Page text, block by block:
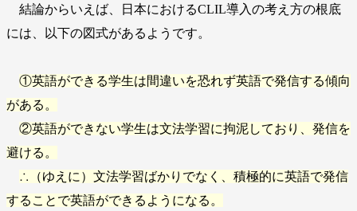
結論からいえば、日本におけるCLIL導入の考え方の根底
には、以下の図式があるようです。
①英語ができる学生は間違いを恐れず英語で発信する傾向
がある。
②英語ができない学生は文法学習に拘泥しており、発信を
避ける。
∴（ゆえに）文法学習ばかりでなく、積極的に英語で発信
することで英語ができるようになる。